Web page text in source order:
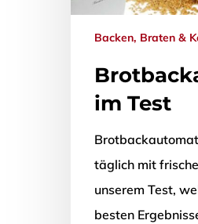
Backen, Braten &
im Test
täglich mit
unserem Test,
besten